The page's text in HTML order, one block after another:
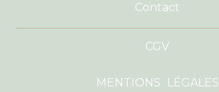
Contact
CGV
MENTIONS LÉGALES